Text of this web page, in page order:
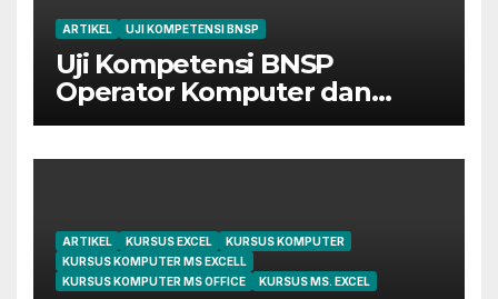
ARTIKEL UJI KOMPETENSI BNSP
Uji Kompetensi BNSP
Operator Komputer dan
Digital Marketing di Bekasi
ARTIKEL KURSUS EXCEL
KURSUS KOMPUTER
KURSUS KOMPUTER MS EXCELL
KURSUS KOMPUTER MS OFFICE
KURSUS MS. EXCEL